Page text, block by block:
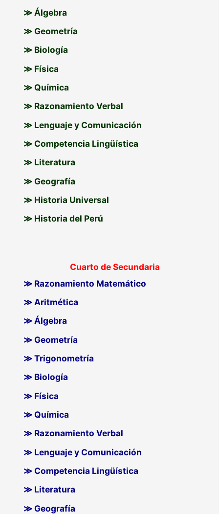
≫ Álgebra
≫ Geometría
≫ Biología
≫ Física
≫ Química
≫ Razonamiento Verbal
≫ Lenguaje y Comunicación
≫ Competencia Lingüística
≫ Literatura
≫ Geografía
≫ Historia Universal
≫ Historia del Perú
Cuarto de Secundaria
≫ Razonamiento Matemático
≫ Aritmética
≫ Álgebra
≫ Geometría
≫ Trigonometría
≫ Biología
≫ Física
≫ Química
≫ Razonamiento Verbal
≫ Lenguaje y Comunicación
≫ Competencia Lingüística
≫ Literatura
≫ Geografía